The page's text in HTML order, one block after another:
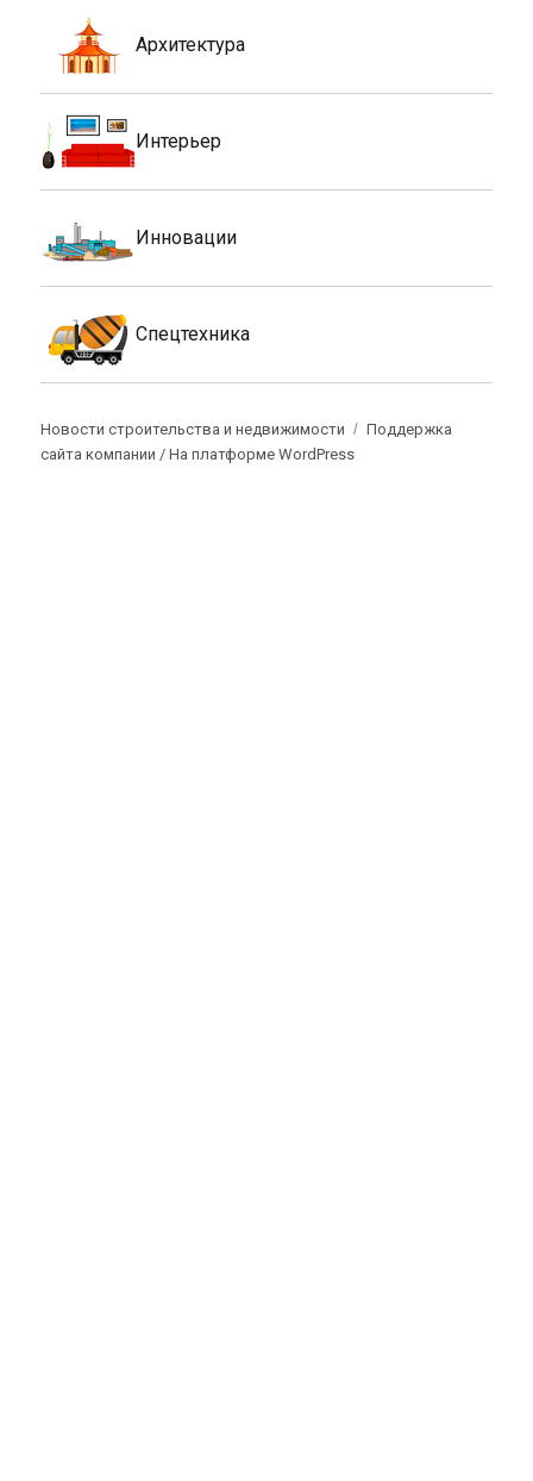
Архитектура
Интерьер
Инновации
Спецтехника
Новости строительства и недвижимости
Поддержка
сайта компании /На платформе WordPress